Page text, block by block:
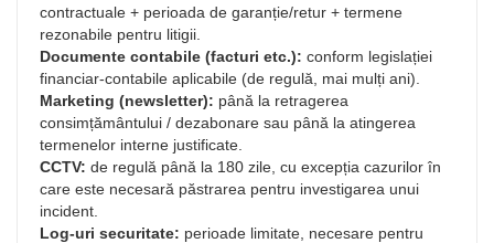
contractuale + perioada de garanție/retur + termene
rezonabile pentru litigii.
Documente contabile (facturi etc.): conform legislației
financiar-contabile aplicabile (de regulă, mai mulți ani).
Marketing (newsletter): până la retragerea
consimțământului / dezabonare sau până la atingerea
termenelor interne justificate.
CCTV: de regulă până la 180 zile, cu excepția cazurilor în
care este necesară păstrarea pentru investigarea unui
incident.
Log-uri securitate: perioade limitate, necesare pentru